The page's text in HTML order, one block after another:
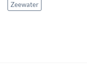
Zeewater